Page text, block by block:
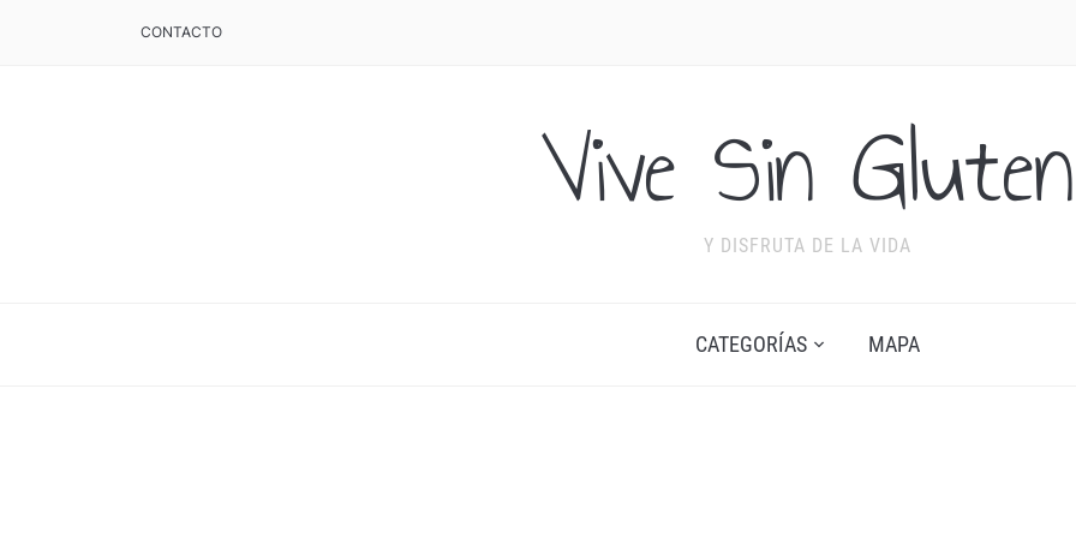
CONTACTO
Vive Sin Gluten
Y DISFRUTA DE LA VIDA
CATEGORÍAS MAPA